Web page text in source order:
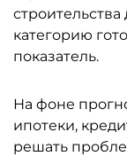
категорию
показатель.
На фоне
ипотеки,
решать